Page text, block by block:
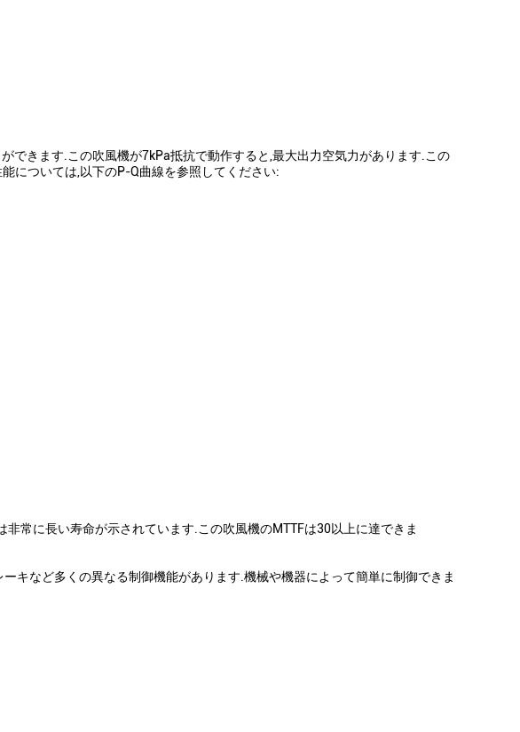
きます.この吹風機が7kPa抵抗で動作すると,最大出力空気力があります.この
については,以下のP-Q曲線を参照してください:
常に長い寿命が示されています.この吹風機のMTTFは30以上に達できま
キなど多くの異なる制御機能があります.機械や機器によって簡単に制御できま